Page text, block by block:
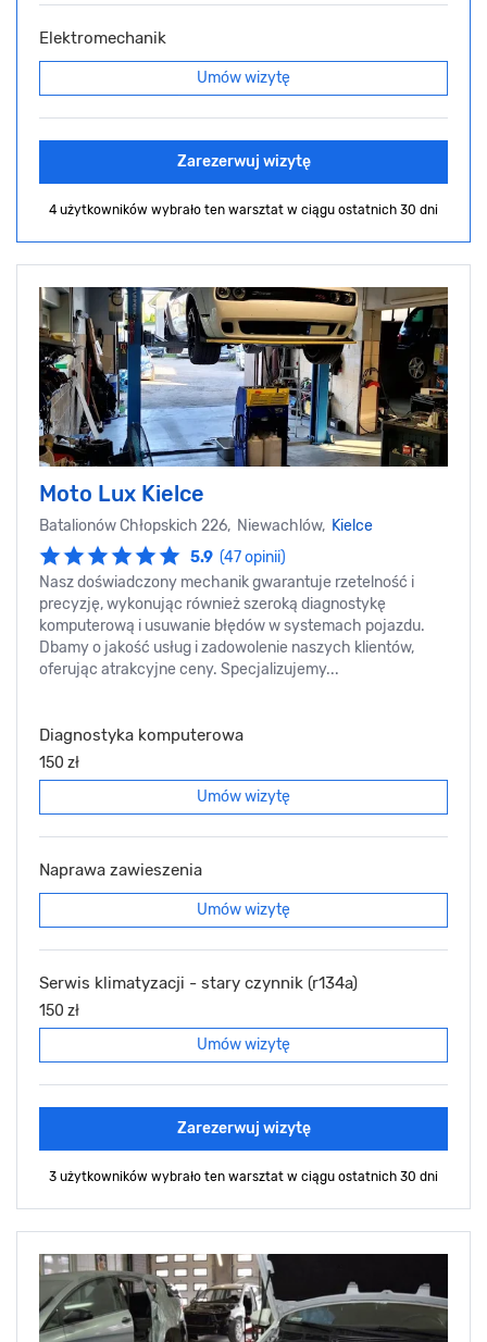
Elektromechanik
Umów wizytę
Zarezerwuj wizytę
4 użytkowników wybrało ten warsztat w ciągu ostatnich 30 dni
Moto Lux Kielce
Batalionów Chłopskich 226, Niewachlów, Kielce
5.9 (47 opinii)
Nasz doświadczony mechanik gwarantuje rzetelność i
precyzję, wykonując również szeroką diagnostykę
komputerową i usuwanie błędów w systemach pojazdu.
Dbamy o jakość usług i zadowolenie naszych klientów,
oferując atrakcyjne ceny. Specjalizujemy...
Diagnostyka komputerowa
150 zł
Umów wizytę
Naprawa zawieszenia
Umów wizytę
Serwis klimatyzacji - stary czynnik (r134a)
150 zł
Umów wizytę
Zarezerwuj wizytę
3 użytkowników wybrało ten warsztat w ciągu ostatnich 30 dni